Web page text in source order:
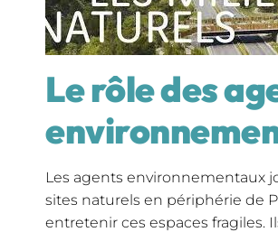
Le rôle des
Les agents environnementaux
sites naturels en périphérie de
entretenir ces espaces fragiles.